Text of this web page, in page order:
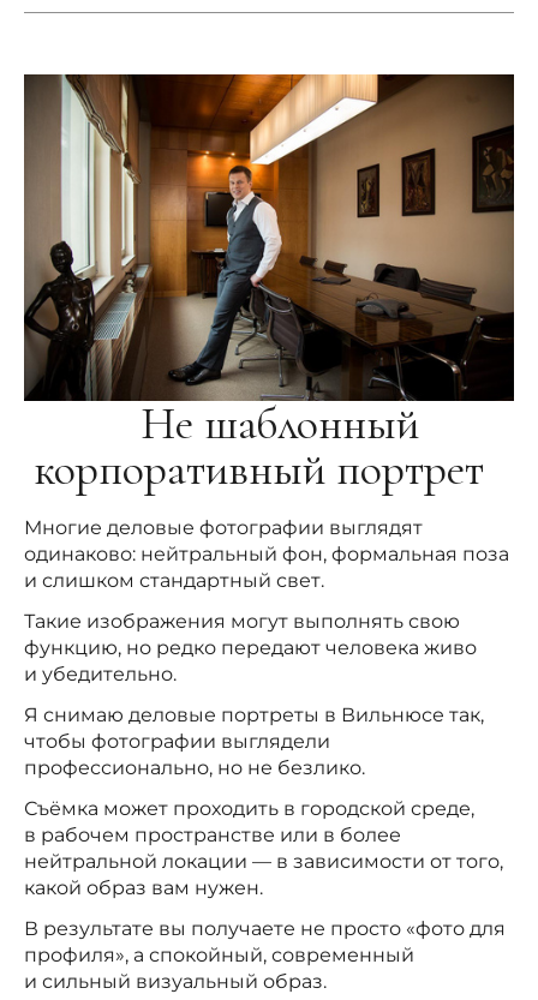
Не шаблонный
корпоративный портрет
Многие деловые фотографии выглядят
одинаково: нейтральный фон, формальная поза
и слишком стандартный свет.
Такие изображения могут выполнять свою
функцию, но редко передают человека живо
и убедительно.
Я снимаю деловые портреты в Вильнюсе так,
чтобы фотографии выглядели
профессионально, но не безлико.
Съёмка может проходить в городской среде,
в рабочем пространстве или в более
нейтральной локации — в зависимости от того,
какой образ вам нужен.
В результате вы получаете не просто «фото для
профиля», а спокойный, современный
и сильный визуальный образ.